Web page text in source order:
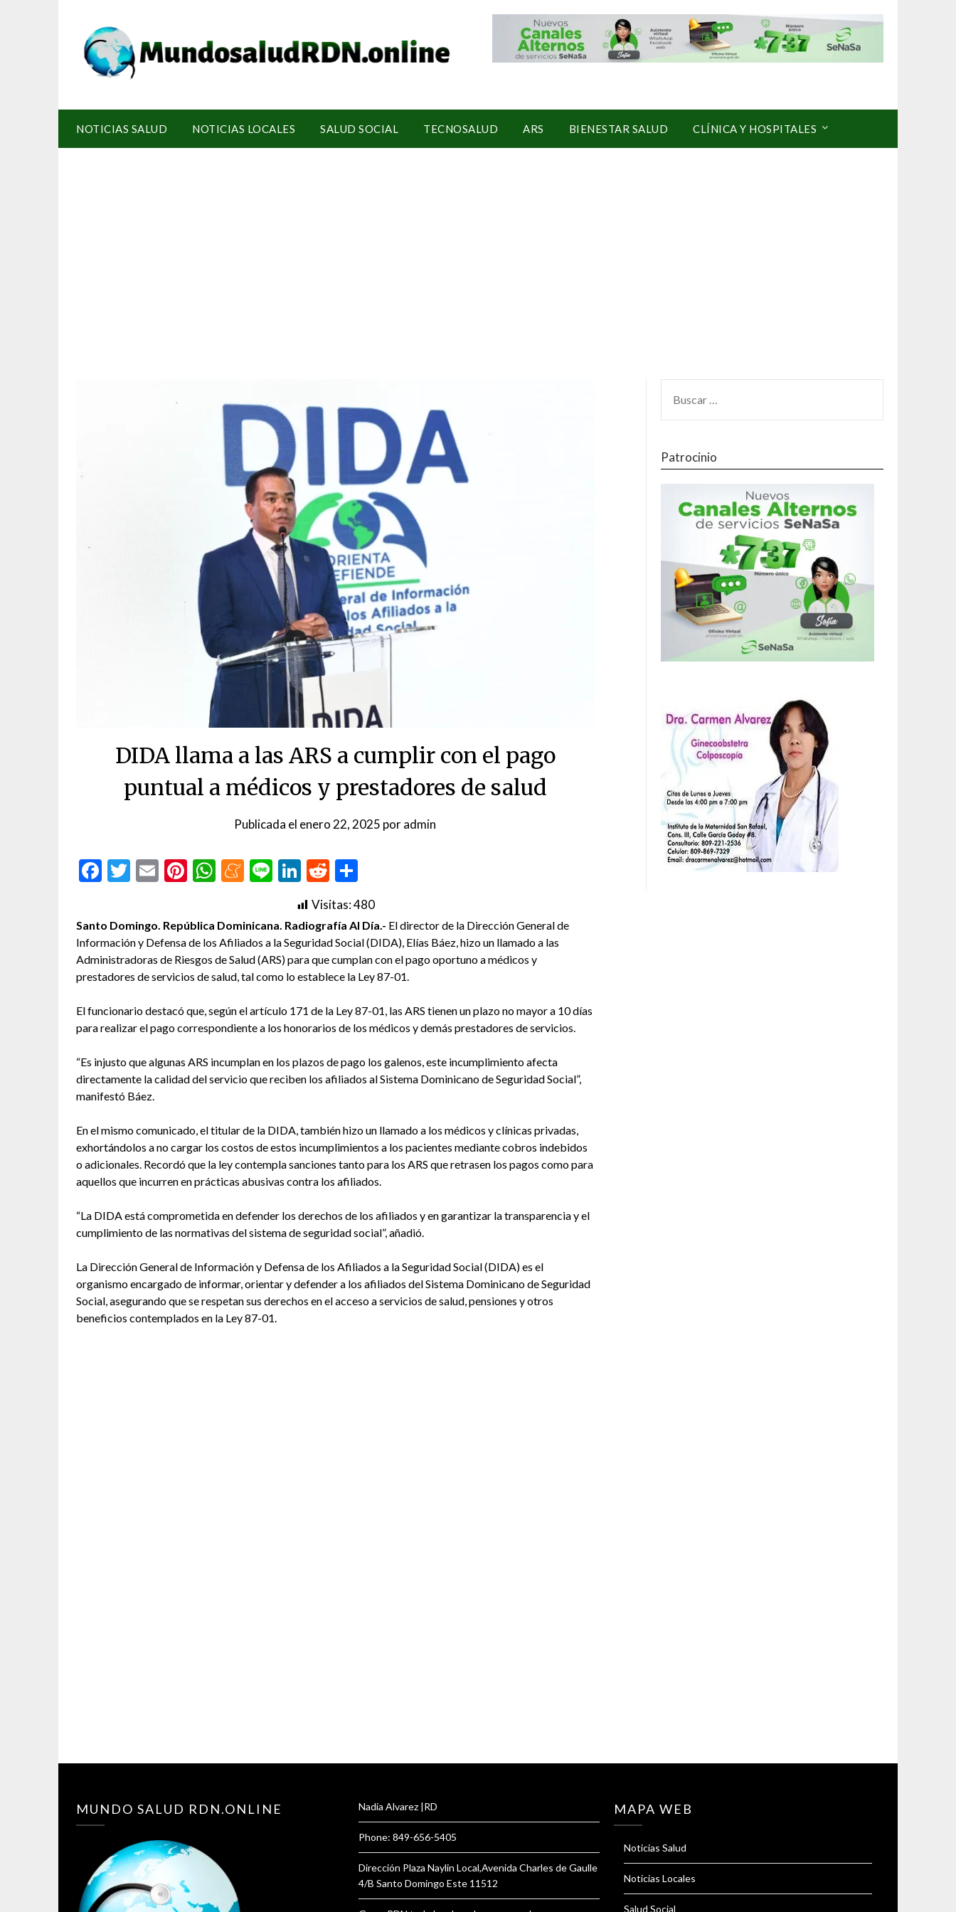
NOTICIAS SALUD NOTICIAS LOCALES SALUD SOCIAL TECNOSALUD ARS BIENESTAR SALUD CLÍNICA Y HOSPITALES
DIDA llama a las ARS a cumplir con el pago
puntual a médicos y prestadores de salud
Publicada el enero 22, 2025 poradmin
Facebook
Twitter
EmailPinterest
WhatsApp
Meneame
LineLinkedIn
Reddit
Visitas:480
Santo Domingo. República Dominicana. Radiografía Al Día.- El director de la Dirección General de
Información y Defensa de los Afiliados a la Seguridad Social (DIDA), Elías Báez, hizo un llamado a las
Administradoras de Riesgos de Salud (ARS) para que cumplan con el pago oportuno a médicos y
prestadores de servicios de salud, tal como lo establece la Ley 87-01.
El funcionario destacó que, según el artículo 171 de la Ley 87-01, las ARS tienen un plazo no mayor a 10 días
para realizar el pago correspondiente a los honorarios de los médicos y demás prestadores de servicios.
“Es injusto que algunas ARS incumplan en los plazos de pago los galenos, este incumplimiento afecta
directamente la calidad del servicio que reciben los afiliados al Sistema Dominicano de Seguridad Social”,
manifestó Báez.
En el mismo comunicado, el titular de la DIDA, también hizo un llamado a los médicos y clínicas privadas,
exhortándolos a no cargar los costos de estos incumplimientos a los pacientes mediante cobros indebidos
o adicionales. Recordó que la ley contempla sanciones tanto para los ARS que retrasen los pagos como para
aquellos que incurren en prácticas abusivas contra los afiliados.
“La DIDA está comprometida en defender los derechos de los afiliados y en garantizar la transparencia y el
cumplimiento de las normativas del sistema de seguridad social”, añadió.
La Dirección General de Información y Defensa de los Afiliados a la Seguridad Social (DIDA) es el
organismo encargado de informar, orientar y defender a los afiliados del Sistema Dominicano de Seguridad
Social, asegurando que se respetan sus derechos en el acceso a servicios de salud, pensiones y otros
beneficios contemplados en la Ley 87-01.
Patrocinio
MUNDO SALUD RDN.ONLINE Nadia Alvarez |RD
Phone: 849-656-5405
Dirección Plaza Naylin Local,Avenida Charles de Gaulle
4/B Santo Domingo Este 11512
MAPA WEB
Noticias Salud
Noticias Locales
Salud Social